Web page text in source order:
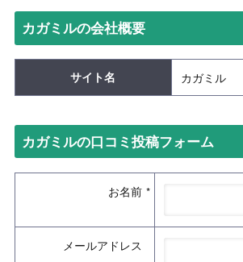
カガミルの会社概要
サイト名 カガミル
カガミルの口コミ投稿フォーム
お名前
メールアドレス